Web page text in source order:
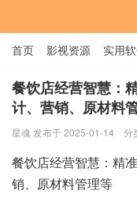
首页 影视资源 实用
用户中心 书籍 娱乐
餐饮店经营智慧：
计、营销、原材料
星魂 发布于 2025-01-14 分
餐饮店经营智慧：精
销、原材料管理等